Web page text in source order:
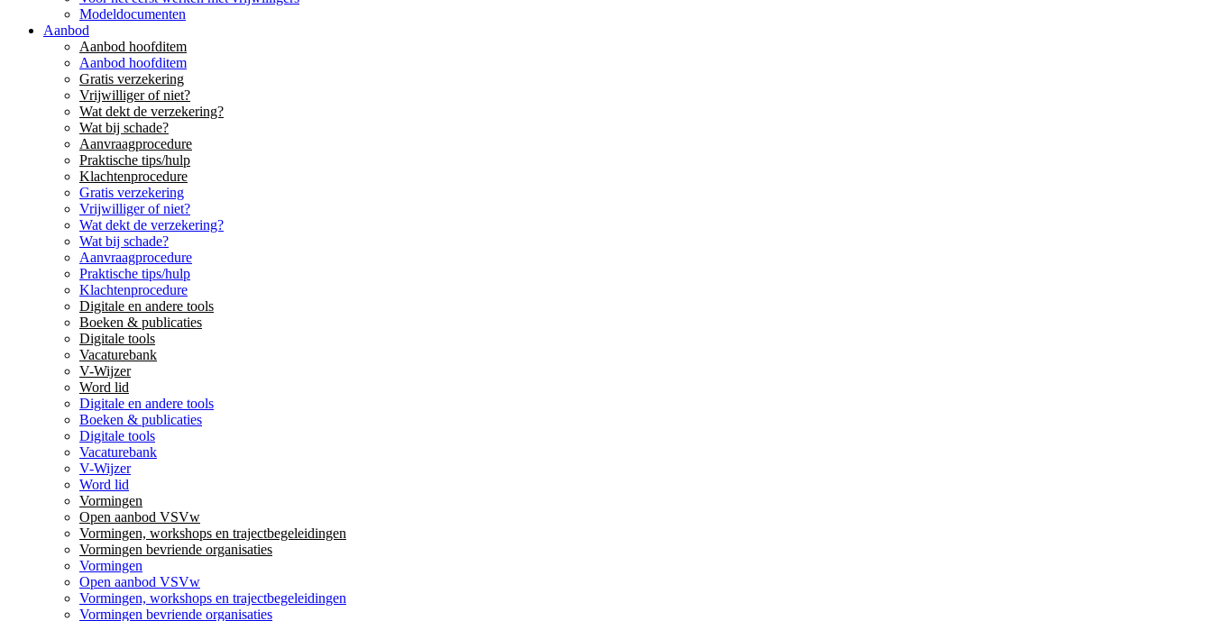
Modeldocumenten
Aanbod
Aanbod hoofditem
Aanbod hoofditem
Gratis verzekering
Vrijwilliger of niet?
Wat dekt de verzekering?
Wat bij schade?
Aanvraagprocedure
Praktische tips/hulp
Klachtenprocedure
Gratis verzekering
Vrijwilliger of niet?
Wat dekt de verzekering?
Wat bij schade?
Aanvraagprocedure
Praktische tips/hulp
Klachtenprocedure
Digitale en andere tools
Boeken & publicaties
Digitale tools
Vacaturebank
V-Wijzer
Word lid
Digitale en andere tools
Boeken & publicaties
Digitale tools
Vacaturebank
V-Wijzer
Word lid
Vormingen
Open aanbod VSVw
Vormingen, workshops en trajectbegeleidingen
Vormingen bevriende organisaties
Vormingen
Open aanbod VSVw
Vormingen, workshops en trajectbegeleidingen
Vormingen bevriende organisaties